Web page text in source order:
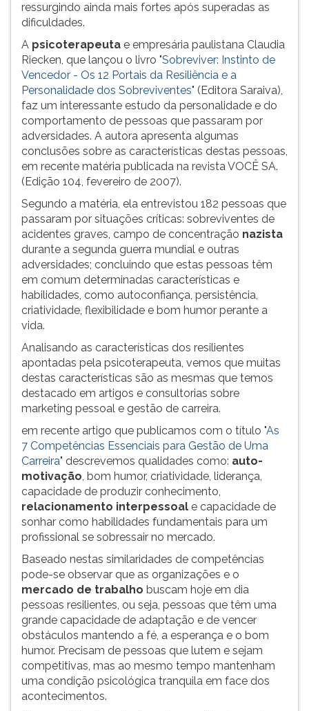
Para
menu
principal
pressione
tecla
depois
para
ouvir
essa
instrução
novamente.
ressurgindo ainda mais fortes após superadas as
dificuldades.
A psicoterapeuta e empresária paulistana Claudia
Riecken, que lançou o livro "Sobreviver: Instinto de
Vencedor - Os 12 Portais da Resiliência e a
Personalidade dos Sobreviventes" (Editora Saraiva),
faz um interessante estudo da personalidade e do
comportamento de pessoas que passaram por
adversidades. A autora apresenta algumas
conclusões sobre as características destas pessoas,
em recente matéria publicada na revista VOCÊ SA.
(Edição 104, fevereiro de 2007).
Segundo a matéria, ela entrevistou 182 pessoas que
passaram por situações críticas: sobreviventes de
acidentes graves, campo de concentração nazista
durante a segunda guerra mundial e outras
adversidades; concluindo que estas pessoas têm
em comum determinadas características e
habilidades, como autoconfiança, persistência,
criatividade, flexibilidade e bom humor perante a
vida.
Analisando as características dos resilientes
apontadas pela psicoterapeuta, vemos que muitas
destas características são as mesmas que temos
destacado em artigos e consultorias sobre
marketing pessoal e gestão de carreira.
em recente artigo que publicamos com o título "As
7 Competências Essenciais para Gestão de Uma
Carreira" descrevemos qualidades como: auto-
motivação, bom humor, criatividade, liderança,
capacidade de produzir conhecimento,
relacionamento interpessoal e capacidade de
sonhar como habilidades fundamentais para um
profissional se sobressair no mercado.
Baseado nestas similaridades de competências
pode-se observar que as organizações e o
mercado de trabalho buscam hoje em dia
pessoas resilientes, ou seja, pessoas que têm uma
grande capacidade de adaptação e de vencer
obstáculos mantendo a fé, a esperança e o bom
humor. Precisam de pessoas que lutem e sejam
competitivas, mas ao mesmo tempo mantenham
uma condição psicológica tranquila em face dos
acontecimentos.